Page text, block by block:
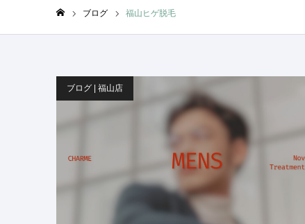
ブログ 福山ヒゲ脱毛
ブログ | 福山店